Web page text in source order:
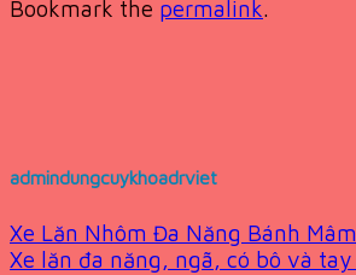
Bookmark the permalink.
admindungcuykhoadrviet
Xe Lăn Nhôm Đa Năng Bánh
Xe lăn đa năng, ngã, có bô và